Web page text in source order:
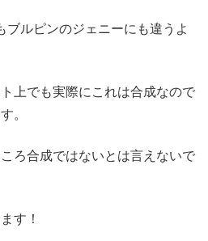
ブルピンのジェニーにも違うよ
上でも実際にこれは合成なので
。
ろ合成ではないとは言えないで
す！